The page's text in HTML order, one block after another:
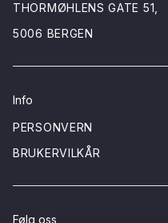
THORMØHLENS GATE 51,
5006 BERGEN
Info
PERSONVERN
BRUKERVILKÅR
Følg oss